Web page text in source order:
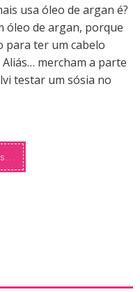
usa óleo de argan é?
óleo de argan, porque
para ter um cabelo
mercham a parte
testar um sósia no